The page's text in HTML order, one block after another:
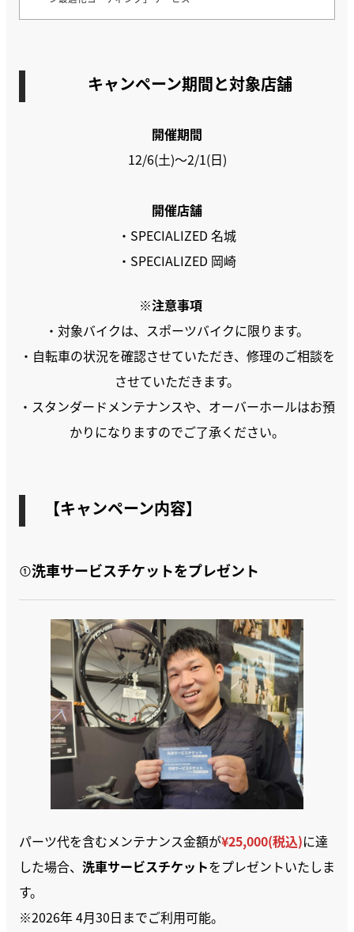
キャンペーン期間と対象店舗
開催期間
12/6(土)～2/1(日)
開催店舗
・SPECIALIZED 名城
・SPECIALIZED 岡崎
※注意事項
・対象バイクは、スポーツバイクに限ります。
・自転車の状況を確認させていただき、修理のご相談を
させていただきます。
・スタンダードメンテナンスや、オーバーホールはお預
かりになりますのでご了承ください。
【キャンペーン内容】
①洗車サービスチケットをプレゼント
パーツ代を含むメンテナンス金額が¥25,000(税込)に達
した場合、 洗車サービスチケットをプレゼントいたしま
す。
※2026年 4月30日までご利用可能。